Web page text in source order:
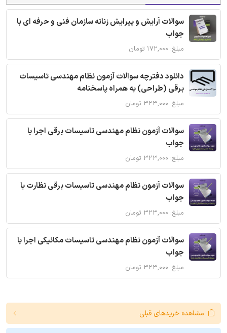
سوالات آرایش و پیرایش زنانه سازمان فنی و حرفه ای با
جواب
مبلغ: ۱۷۲,۰۰۰ تومان
دانلود دفترچه سوالات آزمون نظام مهندسی تاسیسات
برقی (طراحی) به همراه پاسخنامه
مبلغ: ۳۲۳,۰۰۰ تومان
سوالات آزمون نظام مهندسی تاسیسات برقی اجرا با
جواب
مبلغ: ۳۲۳,۰۰۰ تومان
سوالات آزمون نظام مهندسی تاسیسات برقی نظارت با
جواب
مبلغ: ۳۲۳,۰۰۰ تومان
سوالات آزمون نظام مهندسی تاسیسات مکانیکی اجرا با
جواب
مبلغ: ۳۲۳,۰۰۰ تومان
مشاهده خریدهای قبلی